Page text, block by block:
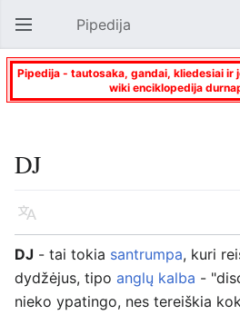
Atverti pagrindinį meniu Pipedija
Pipedija - tautosaka, gandai, kliedesiai ir
wiki enciklopedija
DJ
Kalba
DJ - tai tokia santrumpa, kuri
dydžėjus, tipo anglų kalba -
nieko ypatingo, nes tereiškia